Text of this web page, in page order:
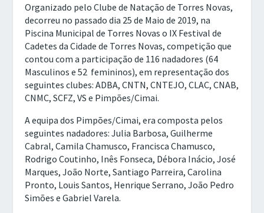
Organizado pelo Clube de Natação de Torres Novas,
decorreu no passado dia 25 de Maio de 2019, na
Piscina Municipal de Torres Novas o IX Festival de
Cadetes da Cidade de Torres Novas, competição que
contou com a participação de 116 nadadores (64
Masculinos e 52 femininos), em representação dos
seguintes clubes: ADBA, CNTN, CNTEJO, CLAC, CNAB,
CNMC, SCFZ, VS e Pimpões/Cimai.
A equipa dos Pimpões/Cimai, era composta pelos
seguintes nadadores: Julia Barbosa, Guilherme
Cabral, Camila Chamusco, Francisca Chamusco,
Rodrigo Coutinho, Inês Fonseca, Débora Inácio, José
Marques, João Norte, Santiago Parreira, Carolina
Pronto, Louis Santos, Henrique Serrano, João Pedro
Simões e Gabriel Varela.